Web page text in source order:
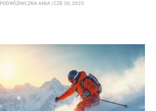
PODRÓŻNICZKA ANIA |CZE 30, 2025